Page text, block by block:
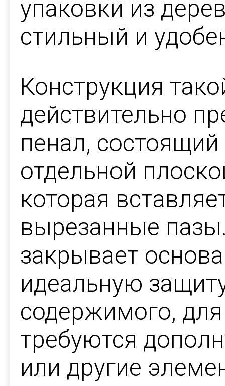
упаковки из
стильный и
Конструкция
действительно
пенал,
отдельной
которая
вырезанные
закрывает
идеальную
содержимого,
требуются
или другие